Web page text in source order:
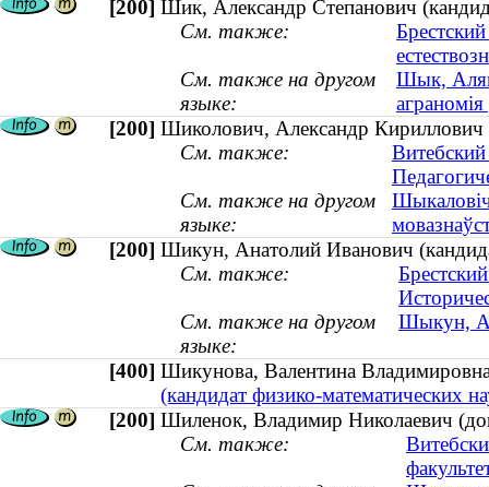
[200] Шик, Александр Степанович
См. также:
См. также на другом
языке:
Шык,
[200] Шиколович, Александр Кириллович
См. также:
См. также на другом
языке:
[200] Шикун, Анатолий Иванович
См. также:
См. также на другом
языке:
Шыкун,
[400] Шикунова, Валентина
(кандидат физико-математических
[200] Шиленок, Владимир Николаевич
См. также: